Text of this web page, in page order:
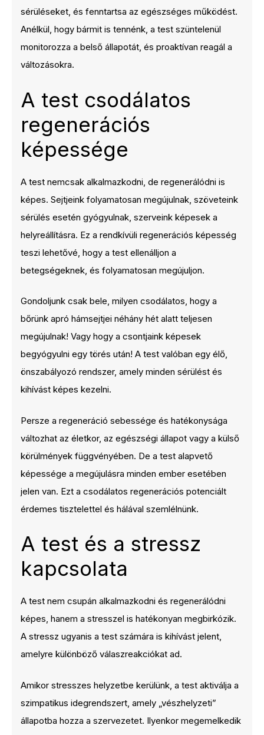
sérüléseket, és fenntartsa az egészséges működést.
Anélkül, hogy bármit is tennénk, a test szüntelenül
monitorozza a belső állapotát, és proaktívan reagál a
változásokra.
A test csodálatos
regenerációs
képessége
A test nemcsak alkalmazkodni, de regenerálódni is
képes. Sejtjeink folyamatosan megújulnak, szöveteink
sérülés esetén gyógyulnak, szerveink képesek a
helyreállításra. Ez a rendkívüli regenerációs képesség
teszi lehetővé, hogy a test ellenálljon a
betegségeknek, és folyamatosan megújuljon.
Gondoljunk csak bele, milyen csodálatos, hogy a
bőrünk apró hámsejtjei néhány hét alatt teljesen
megújulnak! Vagy hogy a csontjaink képesek
begyógyulni egy törés után! A test valóban egy élő,
önszabályozó rendszer, amely minden sérülést és
kihívást képes kezelni.
Persze a regeneráció sebessége és hatékonysága
változhat az életkor, az egészségi állapot vagy a külső
körülmények függvényében. De a test alapvető
képessége a megújulásra minden ember esetében
jelen van. Ezt a csodálatos regenerációs potenciált
érdemes tisztelettel és hálával szemlélnünk.
A test és a stressz
kapcsolata
A test nem csupán alkalmazkodni és regenerálódni
képes, hanem a stresszel is hatékonyan megbirkózik.
A stressz ugyanis a test számára is kihívást jelent,
amelyre különböző válaszreakciókat ad.
Amikor stresszes helyzetbe kerülünk, a test aktiválja a
szimpatikus idegrendszert, amely „vészhelyzeti”
állapotba hozza a szervezetet. Ilyenkor megemelkedik